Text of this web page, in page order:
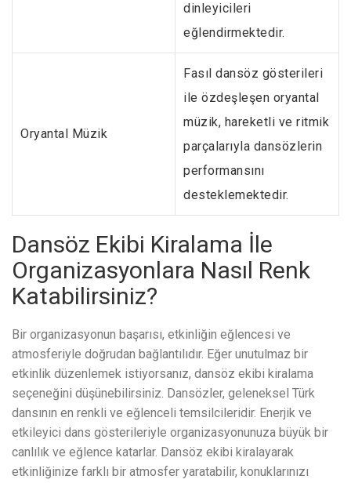
dinleyicileri
eğlendirmektedir.
Oryantal Müzik
Fasıl dansöz gösterileri
ile özdeşleşen oryantal
müzik, hareketli ve ritmik
parçalarıyla dansözlerin
performansını
desteklemektedir.
Dansöz Ekibi Kiralama İle
Organizasyonlara Nasıl Renk
Katabilirsiniz?
Bir organizasyonun başarısı, etkinliğin eğlencesi ve
atmosferiyle doğrudan bağlantılıdır. Eğer unutulmaz bir
etkinlik düzenlemek istiyorsanız, dansöz ekibi kiralama
seçeneğini düşünebilirsiniz. Dansözler, geleneksel Türk
dansının en renkli ve eğlenceli temsilcileridir. Enerjik ve
etkileyici dans gösterileriyle organizasyonunuza büyük bir
canlılık ve eğlence katarlar. Dansöz ekibi kiralayarak
etkinliğinize farklı bir atmosfer yaratabilir, konuklarınızı